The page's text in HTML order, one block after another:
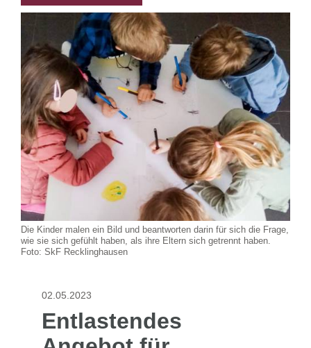
Die Kinder malen ein Bild und beantworten darin für sich die Frage,
wie sie sich gefühlt haben, als ihre Eltern sich getrennt haben.
Foto: SkF Recklinghausen
02.05.2023
Entlastendes